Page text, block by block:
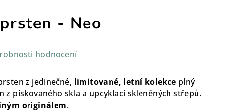
- Neo
hodnocení
z jedinečné, limitované, letní kolekce plný
z pískovaného skla a upcyklací skleněných střepů.
originálem.